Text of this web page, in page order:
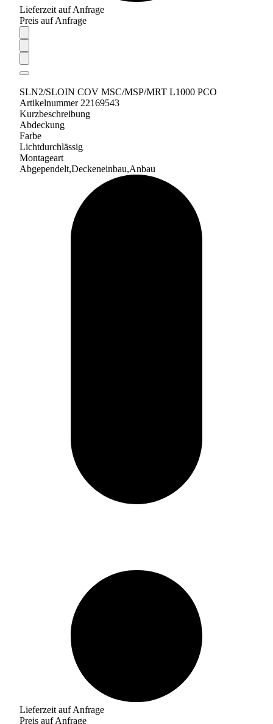
Lieferzeit auf Anfrage
Preis auf Anfrage
SLN2/SLOIN COV MSC/MSP/MRT L1000 PCO
Artikelnummer 22169543
Kurzbeschreibung
Abdeckung
Farbe
Lichtdurchlässig
Montageart
Abgependelt,Deckeneinbau,Anbau
Lieferzeit auf Anfrage
Preis auf Anfrage